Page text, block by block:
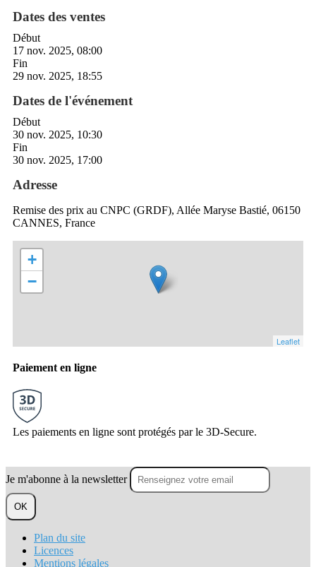
Dates des ventes
Début
17 nov. 2025, 08:00
Fin
29 nov. 2025, 18:55
Dates de l'événement
Début
30 nov. 2025, 10:30
Fin
30 nov. 2025, 17:00
Adresse
Remise des prix au CNPC (GRDF), Allée Maryse Bastié, 06150
CANNES, France
+
−
Leaflet
Paiement en ligne
Les paiements en ligne sont protégés par le 3D-Secure.
Je m'abonne à la newsletter
OK
Plan du site
Licences
Mentions légales